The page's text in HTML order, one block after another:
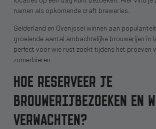
namen als opkomende craft breweries.
Gelderland en Overijssel winnen aan
groeiende aantal ambachtelijke brouwerijen in
perfect voor wie rust zoekt tijdens het proeven
zomerbieren.
HOE RESERVEER JE
BROUWERIJBEZOEKEN EN
VERWACHTEN?